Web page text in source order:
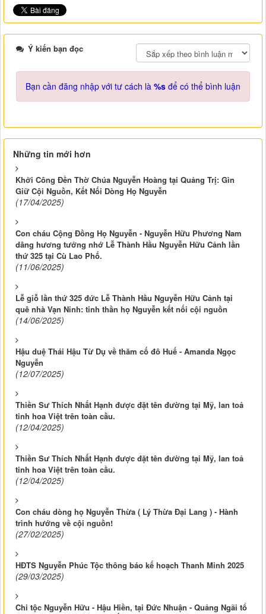
Ý kiến bạn đọc
Bạn cần đăng nhập với tư cách là %s để có thể bình luận
Những tin mới hơn
Khởi Công Đền Thờ Chúa Nguyễn Hoàng tại Quảng Trị: Gìn
Giữ Cội Nguồn, Kết Nối Dòng Họ Nguyễn
(17/04/2025)
Con cháu Cộng Đồng Họ Nguyễn - Nguyễn Hữu Phương Nam
dâng hương tưởng nhớ Lễ Thành Hầu Nguyễn Hữu Cảnh lần
thứ 325 tại Cù Lao Phố.
(11/06/2025)
Lễ giỗ lần thứ 325 đức Lễ Thành Hầu Nguyễn Hữu Cảnh tại
quê nhà Vạn Ninh: tinh thần họ Nguyễn kết nối cội nguồn
(14/06/2025)
Hậu duệ Thái Hậu Từ Dụ về thăm cố đô Huế - Amanda Ngọc
Nguyễn
(12/07/2025)
Thiền Sư Thích Nhất Hạnh được đặt tên đường tại Mỹ, lan toả
tinh hoa Việt trên toàn cầu.
(12/04/2025)
Thiền Sư Thích Nhất Hạnh được đặt tên đường tại Mỹ, lan toả
tinh hoa Việt trên toàn cầu.
(12/04/2025)
Con cháu dòng họ Nguyễn Thừa ( Lý Thừa Đại Lang ) - Hành
trình hướng về cội nguồn!
(27/02/2025)
HĐTS Nguyễn Phúc Tộc thông báo kế hoạch Thanh Minh 2025
(29/03/2025)
Chi tộc Nguyễn Hữu - Hậu Hiền, tại Đức Nhuận - Quảng Ngãi tổ